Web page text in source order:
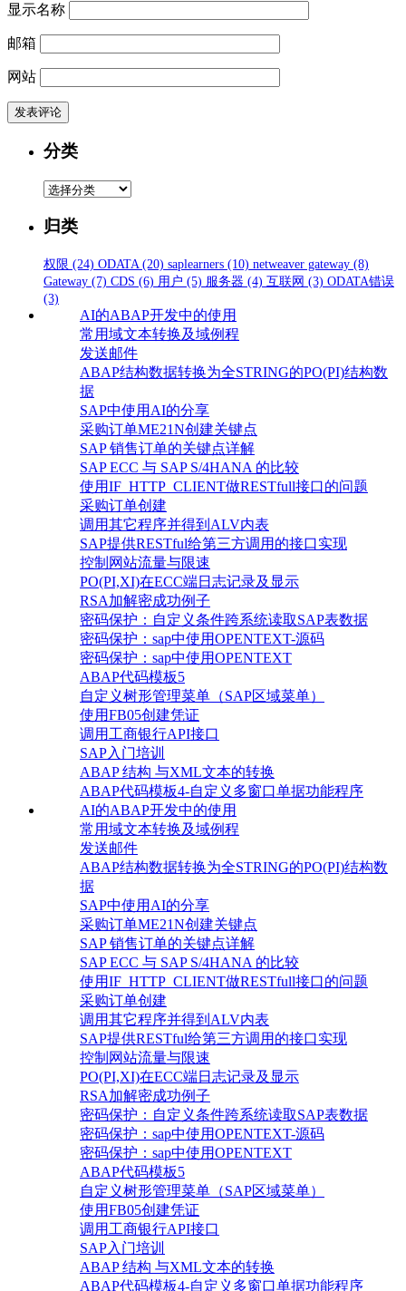
显示名称
邮箱
网站
分类
分
归类
权限 (24) ODATA (20) saplearners (10) netweaver gateway (8)
Gateway (7) CDS (6) 用户 (5) 服务器 (4) 互联网 (3) ODATA错误
(3)
AI的ABAP开发中的使用
常用域文本转换及域例程
发送邮件
ABAP结构数据转换为全STRING的PO(PI)结构数
据
SAP中使用AI的分享
采购订单ME21N创建关键点
SAP 销售订单的关键点详解
SAP ECC 与 SAP S/4HANA 的比较
使用IF_HTTP_CLIENT做RESTfull接口的问题
采购订单创建
调用其它程序并得到ALV内表
SAP提供RESTful给第三方调用的接口实现
控制网站流量与限速
PO(PI,XI)在ECC端日志记录及显示
RSA加解密成功例子
密码保护：自定义条件跨系统读取SAP表数据
密码保护：sap中使用OPENTEXT-源码
密码保护：sap中使用OPENTEXT
ABAP代码模板5
自定义树形管理菜单（SAP区域菜单）
使用FB05创建凭证
调用工商银行API接口
SAP入门培训
ABAP 结构 与XML文本的转换
ABAP代码模板4-自定义多窗口单据功能程序
AI的ABAP开发中的使用
常用域文本转换及域例程
发送邮件
ABAP结构数据转换为全STRING的PO(PI)结构数
据
SAP中使用AI的分享
采购订单ME21N创建关键点
SAP 销售订单的关键点详解
SAP ECC 与 SAP S/4HANA 的比较
使用IF_HTTP_CLIENT做RESTfull接口的问题
采购订单创建
调用其它程序并得到ALV内表
SAP提供RESTful给第三方调用的接口实现
控制网站流量与限速
PO(PI,XI)在ECC端日志记录及显示
RSA加解密成功例子
密码保护：自定义条件跨系统读取SAP表数据
密码保护：sap中使用OPENTEXT-源码
密码保护：sap中使用OPENTEXT
ABAP代码模板5
自定义树形管理菜单（SAP区域菜单）
使用FB05创建凭证
调用工商银行API接口
SAP入门培训
ABAP 结构 与XML文本的转换
ABAP代码模板4-自定义多窗口单据功能程序